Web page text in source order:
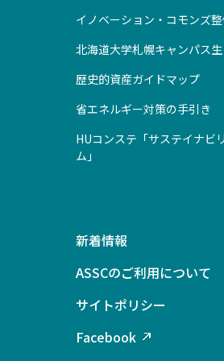
イノベーション・コモンズ
北海道大学札幌キャンパス
歴史的資産ガイドマップ
省エネルギー対策の手引き
HUコンステ「サステイナビ
ム」
新着情報
ASSCのご利用について
サイトポリシー
Facebook